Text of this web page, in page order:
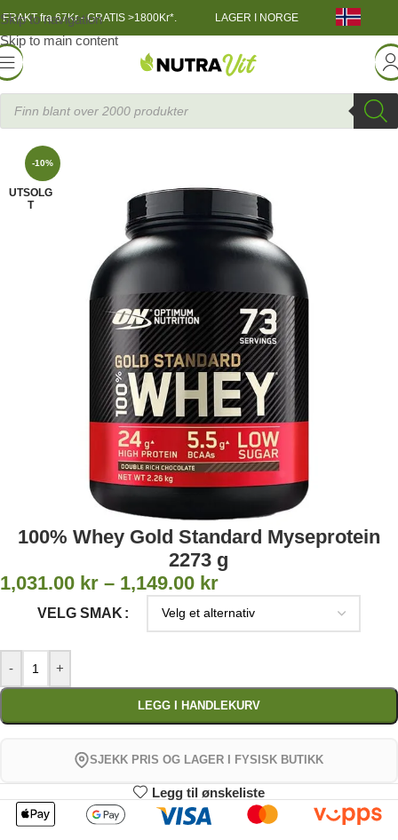
Skip to navigation
Skip to main content
FRAKT fra 67Kr - GRATIS >1800Kr*. LAGER I NORGE
»100% Whey Gold Standard Myseprotein 2273 g
-10%
UTSOLG
T
100% Whey Gold Standard Myseprotein
2273 g
1,031.00 kr – 1,149.00 kr
VELG SMAK
- +
LEGG I HANDLEKURV
SJEKK PRIS OG LAGER I FYSISK BUTIKK
Legg til ønskeliste